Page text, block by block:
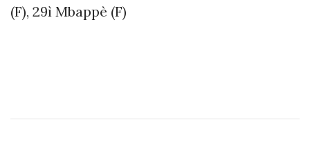
(F), 29ì Mbappè (F)